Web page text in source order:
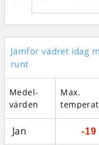
Jämför vädret idag
runt
Medel­
värden
Max.
Jan -19